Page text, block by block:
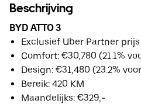
Beschrijving
BYD ATTO 3
Exclusief Uber Partner prijs
Comfort: €30,780 (21.1%
Design: €31,480 (23.2%
Bereik: 420 KM
Maandelijks: €329,-